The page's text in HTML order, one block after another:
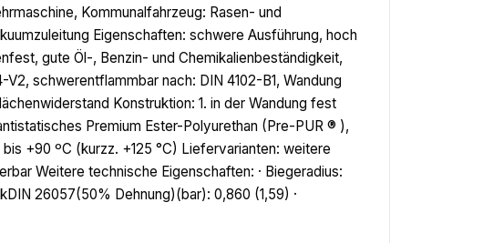
Kommunalfahrzeug: Rasen- und
Eigenschaften: schwere Ausführung, hoch
gute Öl-, Benzin- und Chemikalienbeständigkeit,
schwerentflammbar nach: DIN 4102-B1, Wandung
Konstruktion: 1. in der Wandung fest
Premium Ester-Polyurethan (Pre-PUR ® ),
+90 ºC (kurzz. +125 °C) Liefervarianten: weitere
Weitere technische Eigenschaften: · Biegeradius:
26057(50% Dehnung)(bar): 0,860 (1,59) ·